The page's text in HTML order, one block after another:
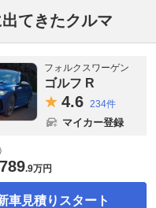
てきたクルマ
フォルクスワーゲン
ゴルフ R
4.6 234件
マイカー登録
789.9万円
車見積りスタート